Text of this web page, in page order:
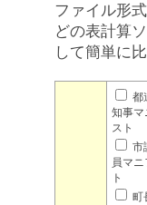
ファイル形
どの表計算
して簡単に
都
知事マ
スト
市
員マ
ト
町